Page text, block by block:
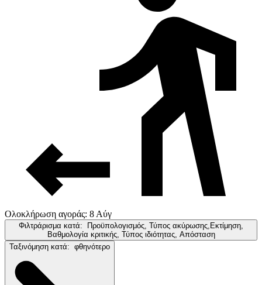
Ολοκλήρωση αγοράς: 8 Αύγ
Φιλτράρισμα κατά:
Προϋπολογισμός, Τύπος ακύρωσης,Εκτίμηση,
Βαθμολογία κριτικής, Τύπος ιδιότητας, Απόσταση
Ταξινόμηση κατά: φθηνότερο